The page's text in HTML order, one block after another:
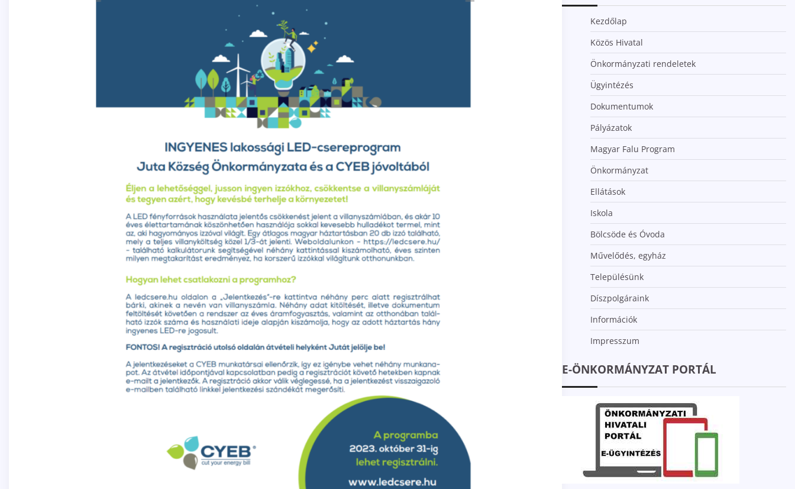
Kezdőlap
Közös Hivatal
Önkormányzati rendeletek
Ügyintézés
Dokumentumok
Pályázatok
Magyar Falu Program
Önkormányzat
Ellátások
Iskola
Bölcsöde és Óvoda
Művelődés, egyház
Településünk
Díszpolgáraink
Információk
Impresszum
E-ÖNKORMÁNYZAT PORTÁL